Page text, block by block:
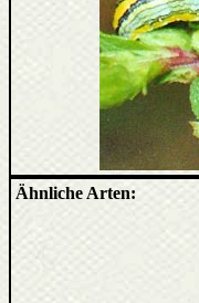
Ähnliche Arten: